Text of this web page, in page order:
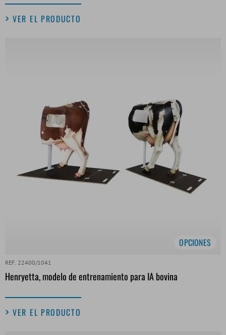
VER EL PRODUCTO
OPCIONES
REF. 22400/1041
Henryetta, modelo de entrenamiento para IA bovina
VER EL PRODUCTO